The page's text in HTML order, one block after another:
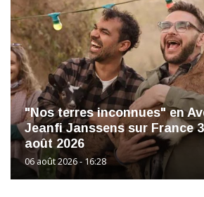
"Nos terres inconnues" en
Jeanfi Janssens sur France
août 2026
06 août 2026 - 16:28